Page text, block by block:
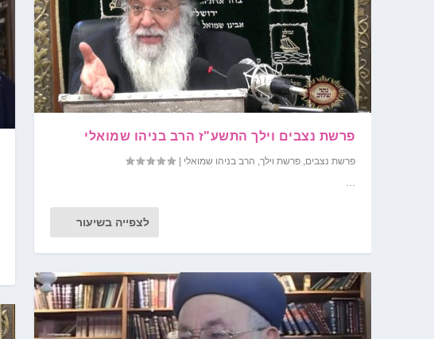
פרשת נצבים וילך התשע"ז הרב בניהו שמואלי
פרשת נצבים,פרשת וילך, הרב בניהו שמואלי |
לצפייה בשיעור